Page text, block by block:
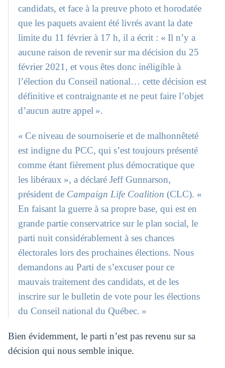
candidats, et face à la preuve photo et horodatée
que les paquets avaient été livrés avant la date
limite du 11 février à 17 h, il a écrit : « Il n’y a
aucune raison de revenir sur ma décision du 25
février 2021, et vous êtes donc inéligible à
l’élection du Conseil national… cette décision est
définitive et contraignante et ne peut faire l’objet
d’aucun autre appel ».
« Ce niveau de sournoiserie et de malhonnêteté
est indigne du PCC, qui s’est toujours présenté
comme étant fièrement plus démocratique que
les libéraux », a déclaré Jeff Gunnarson,
président de Campaign Life Coalition (CLC). «
En faisant la guerre à sa propre base, qui est en
grande partie conservatrice sur le plan social, le
parti nuit considérablement à ses chances
électorales lors des prochaines élections. Nous
demandons au Parti de s’excuser pour ce
mauvais traitement des candidats, et de les
inscrire sur le bulletin de vote pour les élections
du Conseil national du Québec. »
Bien évidemment, le parti n’est pas revenu sur sa
décision qui nous semble inique.